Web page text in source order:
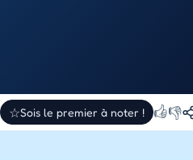
☆Sois le premier à noter ! 👍👎